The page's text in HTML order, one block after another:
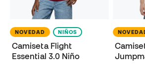
NOVEDAD NIÑOS
Camiseta Flight
Essential 3.0 Niño